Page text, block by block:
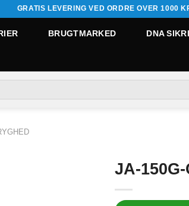
GRATIS LEVERING VED ORDRE OVER 1000
BRUGTMARKED DNA
JA-